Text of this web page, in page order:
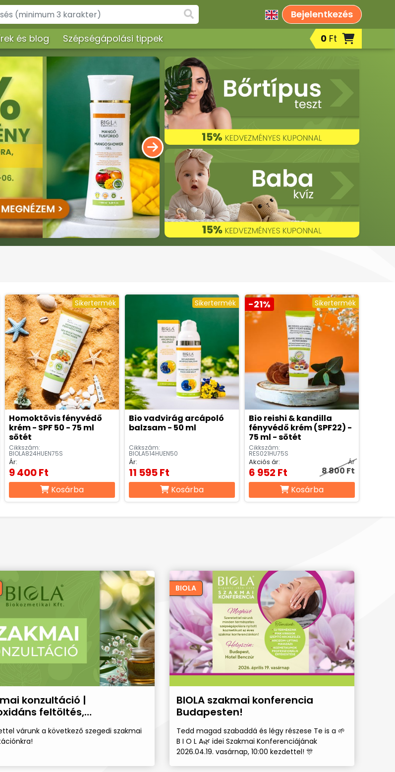
Bejelentkezés
és blog Szépségápolási tippek 0 Ft
Dezodorok Fog- és ajakápolók, szájápolási
termékek
Ajándékcsomagok Borotválkozás, after shavek,
szakállápolási termékek
Éjszakai arckrémek, arcbalzsamok Fényvédelem/napozás, szolárium
utáni bőrápolási termékek
Kéz-, láb- és körömápolási termékek
Korrektorok
Nyak- és dekoltázs ápolók
Peelingek, arcradírok
Sampon és hajápolás, hajbalzsam,
samponhab
Sportkrémek, sportgélek
Szérumok, arcápoló hatóanyag
koncentrátumok
Testápolók, testkrémek, testápoló
tejek, testvajak, testpeelingek
Tusfürdők, folyékony szappanok,
szappanhabok, fürdőkrémek
Babáknak & mamáknak
Sikertermék
Homoktövis fényvédő
krém - SPF 50 - 75 ml
sötét
Cikkszám:
BIOLA824HUEN75S
Ár:
9 400 Ft
Kosárba
Sikertermék
Bio vadvirág arcápoló
balzsam - 50 ml
Cikkszám:
BIOLA514HUEN50
Ár:
11 595 Ft
Kosárba
-21% Sikertermék
Bio reishi & kandilla
fényvédő krém (SPF22) -
75 ml - sötét
Cikkszám:
RES021HU75S
Akciós ár:
6 952 Ft
Ár
8 800 Ft
Kosárba
konzultáció |
feltöltés,
várunk a következő szegedi szakmai
BIOLA
BIOLA szakmai konferencia
Budapesten!
Tedd magad szabaddá és légy részese Te is a 🌱
B I O L A🌿 idei Szakmai Konferenciájának
2026.04.19. vasárnap, 10:00 kezdettel! 🎊